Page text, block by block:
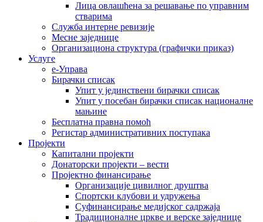
Лица овлашћена за решавање по управним
стварима
Служба интерне ревизије
Месне заједнице
Организациона структура (графички приказ)
Услуге
е-Управа
Бирачки списак
Упит у јединствени бирачки списак
Упит у посебан бирачки списак националне
мањине
Бесплатна правна помоћ
Регистар административних поступака
Пројекти
Капитални пројекти
Донаторски пројекти – вести
Пројектно финансирање
Организације цивилног друштва
Спортски клубови и удружења
Суфинансирање медијског садржаја
Традиционалне цркве и верске заједнице